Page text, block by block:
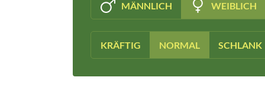
MÄNNLICH WEIBLICH
KRÄFTIG NORMAL SCHLANK